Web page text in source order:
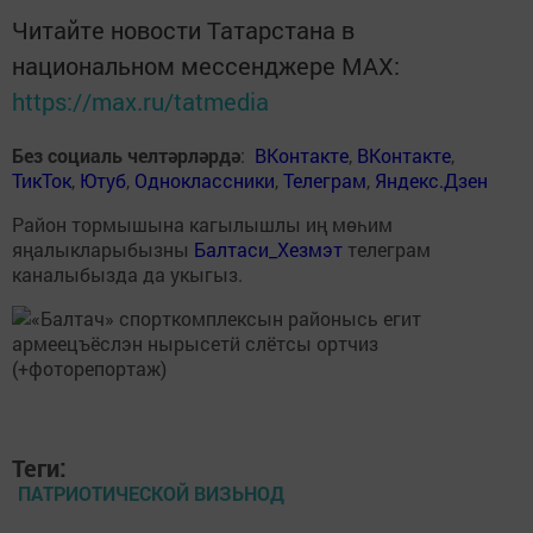
Читайте новости Татарстана в
национальном мессенджере MАХ:
https://max.ru/tatmedia
Без социаль челтәрләрдә: ВКонтакте, ВКонтакте,
ТикТок, Ютуб, Одноклассники,Телеграм, Яндекс.Дзен
Район тормышына кагылышлы иң мөһим
яңалыкларыбызны Балтаси_Хезмэт телеграм
каналыбызда да укыгыз.
Теги:
ПАТРИОТИЧЕСКОЙ ВИЗЬНОД